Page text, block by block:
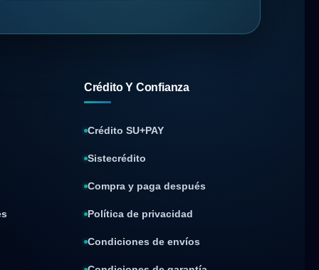
Crédito Y Confianza
Crédito SU+PAY
Sistecrédito
Compra y paga después
Política de privacidad
Condiciones de envíos